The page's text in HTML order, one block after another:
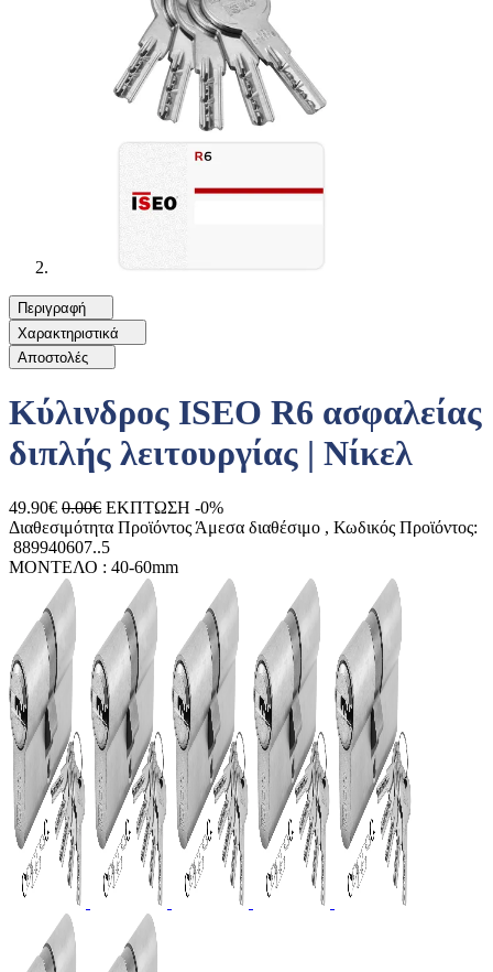
Περιγραφή
Χαρακτηριστικά
Αποστολές
Κύλινδρος ISEO R6 ασφαλείας
διπλής λειτουργίας | Νίκελ
49.90€ 0.00€ ΕΚΠΤΩΣΗ -0%
Διαθεσιμότητα Προϊόντος Άμεσα διαθέσιμο , Κωδικός Προϊόντος:
889940607..5
ΜΟΝΤΕΛΟ : 40-60mm